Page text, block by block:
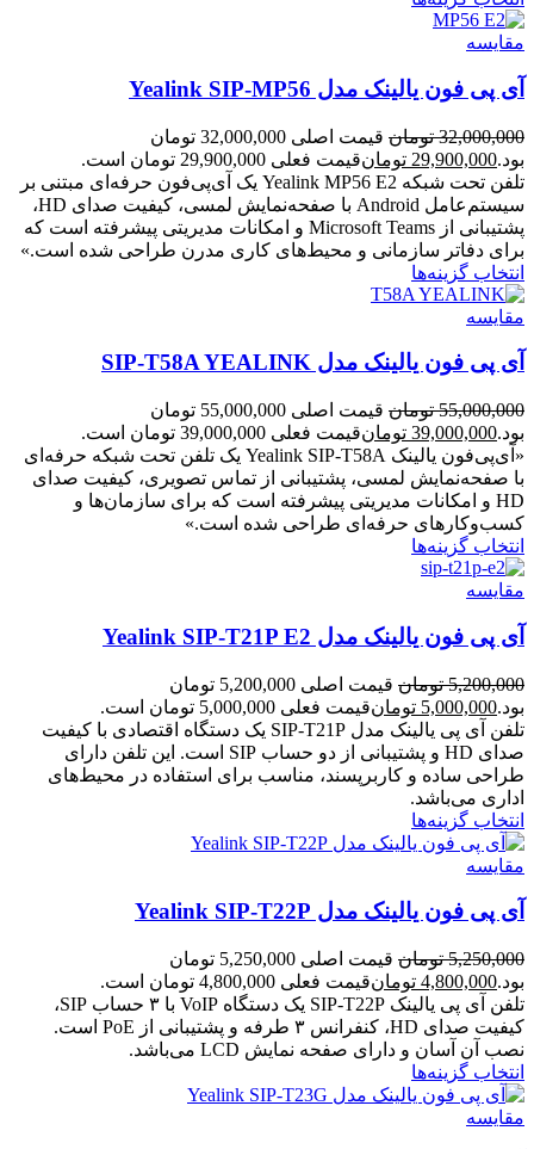
مقایسه
آی پی فون یالینک مدل Yealink SIP-MP56
32,000,000 تومان
قیمت اصلی 32,000,000 تومان
بود.29,900,000 تومانقیمت فعلی 29,900,000 تومان است.
تلفن تحت شبکه Yealink MP56 E2 یک آی‌پی‌فون حرفه‌ای مبتنی بر
سیستم‌عامل Android با صفحه‌نمایش لمسی، کیفیت صدای HD،
پشتیبانی از Microsoft Teams و امکانات مدیریتی پیشرفته است که
برای دفاتر سازمانی و محیط‌های کاری مدرن طراحی شده است.»
انتخاب گزینه‌ها
مقایسه
آی پی فون یالینک مدل SIP-T58A YEALINK
55,000,000 تومان
قیمت اصلی 55,000,000 تومان
بود.39,000,000 تومانقیمت فعلی 39,000,000 تومان است.
«آی‌پی‌فون یالینک Yealink SIP‑T58A یک تلفن تحت شبکه حرفه‌ای
با صفحه‌نمایش لمسی، پشتیبانی از تماس تصویری، کیفیت صدای
HD و امکانات مدیریتی پیشرفته است که برای سازمان‌ها و
کسب‌وکارهای حرفه‌ای طراحی شده است.»
انتخاب گزینه‌ها
مقایسه
آی پی فون یالینک مدل Yealink SIP-T21P E2
5,200,000 تومان
قیمت اصلی 5,200,000 تومان
بود.5,000,000 تومانقیمت فعلی 5,000,000 تومان است.
تلفن آی پی یالینک مدل SIP-T21P یک دستگاه اقتصادی با کیفیت
صدای HD و پشتیبانی از دو حساب SIP است. این تلفن دارای
طراحی ساده و کاربرپسند، مناسب برای استفاده در محیط‌های
اداری می‌باشد.
انتخاب گزینه‌ها
مقایسه
آی پی فون یالینک مدل Yealink SIP-T22P
5,250,000 تومان
قیمت اصلی 5,250,000 تومان
بود.4,800,000 تومانقیمت فعلی 4,800,000 تومان است.
تلفن آی پی یالینک SIP-T22P یک دستگاه VoIP با ۳ حساب SIP،
کیفیت صدای HD، کنفرانس ۳ طرفه و پشتیبانی از PoE است.
نصب آن آسان و دارای صفحه نمایش LCD می‌باشد.
انتخاب گزینه‌ها
مقایسه